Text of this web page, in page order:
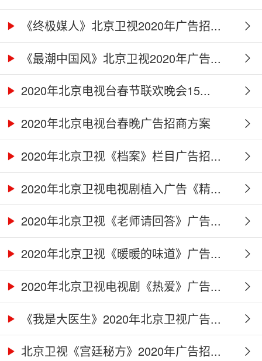
《终极媒人》北京卫视2020年广告招...
《最潮中国风》北京卫视2020年广告...
2020年北京电视台春节联欢晚会15...
2020年北京电视台春晚广告招商方案
2020年北京卫视《档案》栏目广告招...
2020年北京卫视电视剧植入广告《精...
2020年北京卫视《老师请回答》广告...
2020年北京卫视《暖暖的味道》广告...
2020年北京卫视电视剧《热爱》广告...
《我是大医生》2020年北京卫视广告...
北京卫视《宫廷秘方》2020年广告招...